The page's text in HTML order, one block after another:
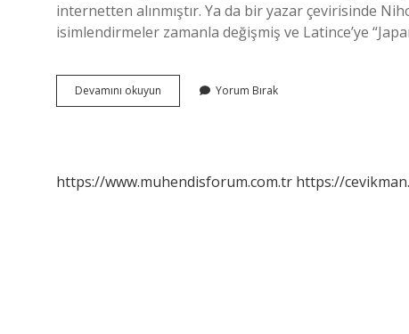
internetten alınmıştır. Ya da bir yazar çevirisinde
isimlendirmeler zamanla değişmiş ve Latince’ye
Devamını okuyun Japonlar
Ne
Yorum Bırak
https://www.muhendisforum.com.tr https://